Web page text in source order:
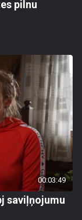
pilnu
00:03:49
saviļņojumu